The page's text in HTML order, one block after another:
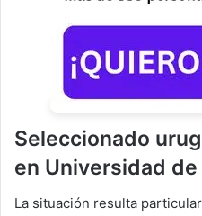
Seleccionado
en Universidad de
La situación resulta